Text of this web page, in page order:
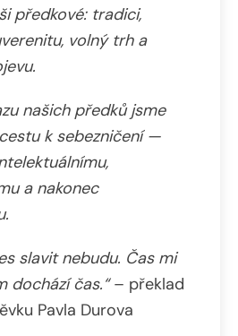
předkové: tradici,
volný trh a
našich předků jsme
k sebezničení —
a nakonec
slavit nebudu. Čas mi
dochází čas.“– překlad
Pavla Durova